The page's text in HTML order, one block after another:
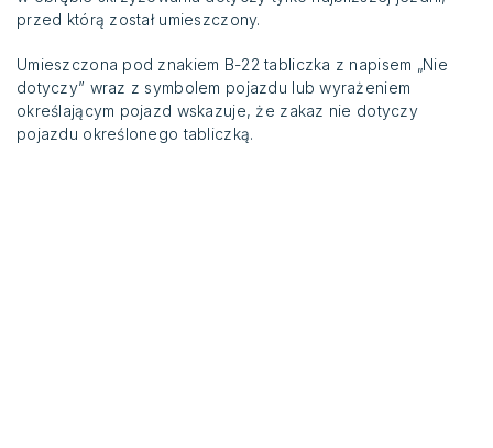
przed którą został umieszczony.
Umieszczona pod znakiem B-22 tabliczka z napisem „Nie
dotyczy” wraz z symbolem pojazdu lub wyrażeniem
określającym pojazd wskazuje, że zakaz nie dotyczy
pojazdu określonego tabliczką.